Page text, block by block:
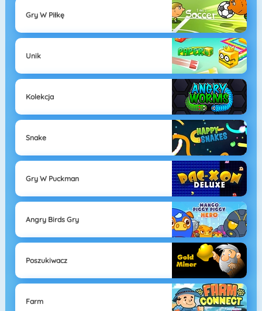
Gry W Piłkę
Unik
Kolekcja
Snake
Gry W Puckman
Angry Birds Gry
Poszukiwacz
Farm